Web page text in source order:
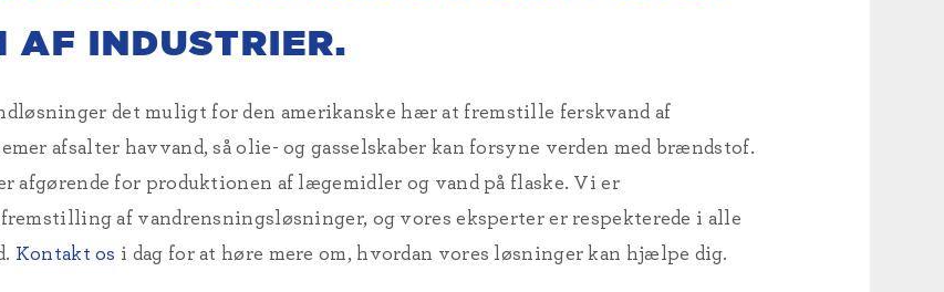
AF INDUSTRIER.
det muligt for den amerikanske hær at fremstille ferskvand af
afsalter havvand, så olie- og gasselskaber kan forsyne verden med brændstof.
afgørende for produktionen af lægemidler og vand på flaske. Vi er
af vandrensningsløsninger, og vores eksperter er respekterede i alle
Kontakt os i dag for at høre mere om, hvordan vores løsninger kan hjælpe dig.